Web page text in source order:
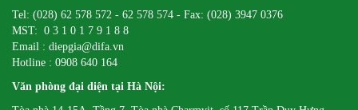
Tel: (028) 62 578 572 - 62 578 574 - Fax: (028) 3947 0376
MST: 0 3 1 0 1 7 9 1 8 8
Email : diepgia@difa.vn
Hotline : 0908 640 164
Văn phòng đại diện tại Hà Nội: